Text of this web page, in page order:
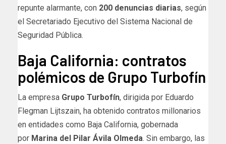
repunte alarmante, con 200 denuncias diarias, según
el Secretariado Ejecutivo del Sistema Nacional de
Seguridad Pública.
Baja California: contratos
polémicos de Grupo Turbofín
La empresa Grupo Turbofín, dirigida por Eduardo
Flegman Lijtszain, ha obtenido contratos millonarios
en entidades como Baja California, gobernada
por Marina del Pilar Ávila Olmeda. Sin embargo, las